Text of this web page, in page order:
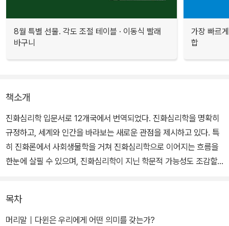
8월 특별 선물. 각도 조절 테이블 · 이동식 빨래
바구니
가장 빠르
합
책소개
진화심리학 입문서로 12개국에서 번역되었다. 진화심리학을 명확히
규정하고, 세계와 인간을 바라보는 새로운 관점을 제시하고 있다. 특
히 진화론에서 사회생물학을 거쳐 진화심리학으로 이어지는 흐름을
한눈에 살필 수 있으며, 진화심리학이 지닌 학문적 가능성도 조감할
진화심리학은 진화론을 통해 인간의 본성을 파악하는 학문이다. 다윈
과 프로이트의 만남이라고 하면 이해가 쉬울 것이다. 진화심리학은
목차
머리말｜다윈은 우리에게 어떤 의미를 갖는가?